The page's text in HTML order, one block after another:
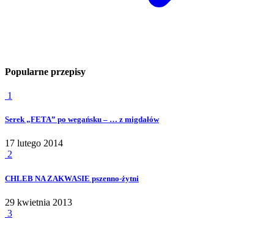
Popularne przepisy
1
Serek „FETA” po wegańsku – … z migdałów
17 lutego 2014
2
CHLEB NA ZAKWASIE pszenno-żytni
29 kwietnia 2013
3